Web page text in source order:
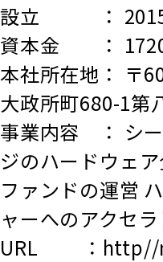
設立 ： 2015
資本金 ：
本社所在地： 〒
大政所町680-1第
事業内容 ： シ
ジのハードウェ
ファンドの運営
ャーへのアクセ
URL ：http//